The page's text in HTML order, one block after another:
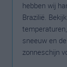
hebben wij
Brazilië.
sneeuw en
zonneschijn